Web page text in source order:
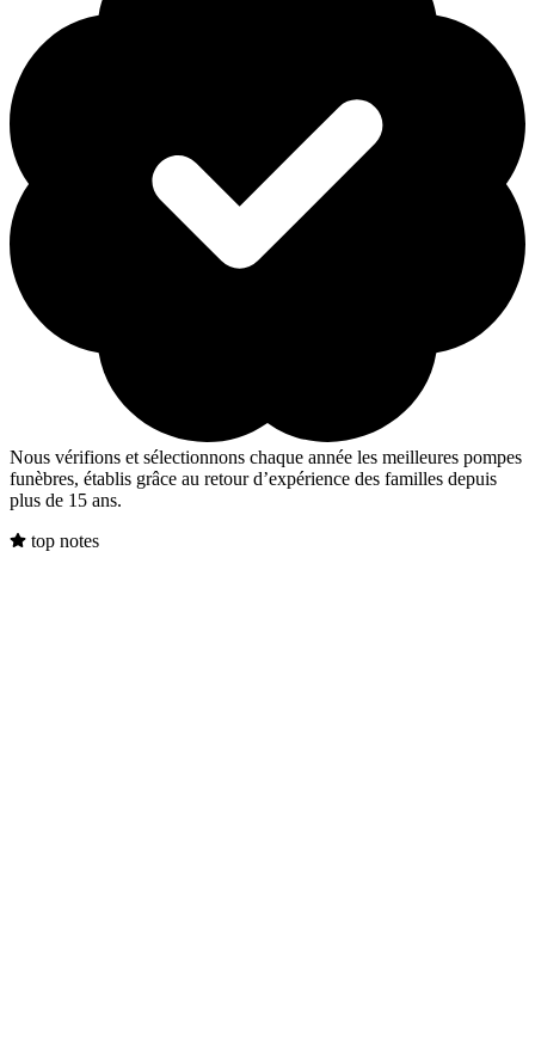
Nous vérifions et sélectionnons chaque année les meilleures pompes
funèbres, établis grâce au retour d’expérience des familles depuis
plus de 15 ans.
top notes